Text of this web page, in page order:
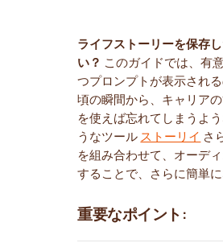
ライフストーリーを保存
い？ このガイドでは、有
つプロンプトが表示され
頃の瞬間から、キャリア
を使えば忘れてしまうよ
うなツール ストーリイ さ
を組み合わせて、オーデ
することで、さらに簡単に
重要なポイント: